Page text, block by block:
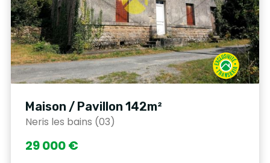
Maison / Pavillon 142m²
Neris les bains (03)
29 000 €